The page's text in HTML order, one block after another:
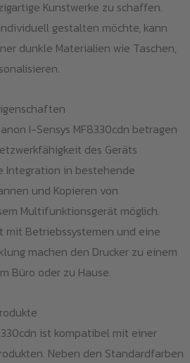
Kunstwerke zu schaffen.
gestalten möchte, kann
dunkle Materialien wie Taschen,
I-Sensys MF8330cdn betragen
des Geräts
Integration in bestehende
und Kopieren von
Multifunktionsgerät möglich.
mit Betriebssystemen und eine
machen den Drucker zu einem
Büro oder zu Hause.
ist kompatibel mit einer
Neben den Standardfarben